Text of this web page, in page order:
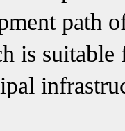
path
is suitable